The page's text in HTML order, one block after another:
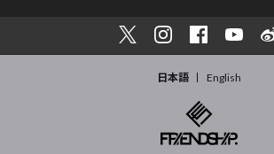
日本語 English